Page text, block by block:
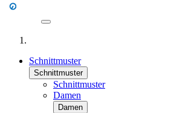
Schnittmuster
Schnittmuster
Schnittmuster
Damen
Damen